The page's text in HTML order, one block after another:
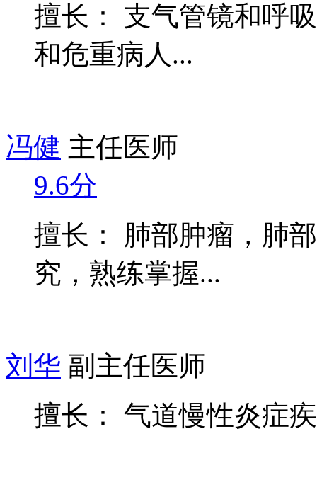
擅长： 支气管镜和呼
和危重病人...
冯健 主任医师
9.6分
擅长： 肺部肿瘤，肺
究，熟练掌握...
刘华 副主任医师
擅长： 气道慢性炎症